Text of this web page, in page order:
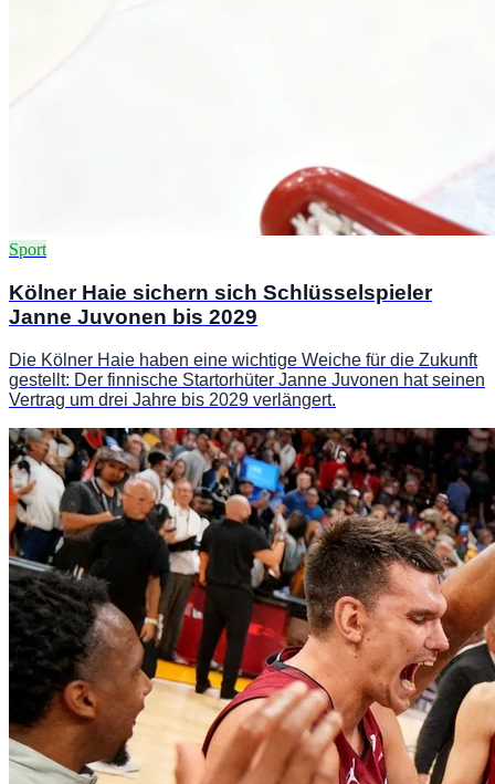
Sport
Kölner Haie sichern sich Schlüsselspieler
Janne Juvonen bis 2029
Die Kölner Haie haben eine wichtige Weiche für die Zukunft
gestellt: Der finnische Startorhüter Janne Juvonen hat seinen
Vertrag um drei Jahre bis 2029 verlängert.